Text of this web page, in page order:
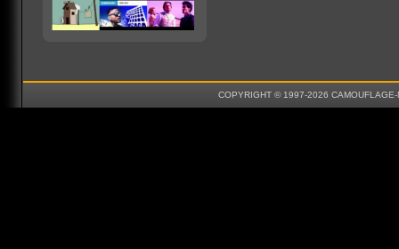
COPYRIGHT © 1997-2026 CAMOUFLAGE-